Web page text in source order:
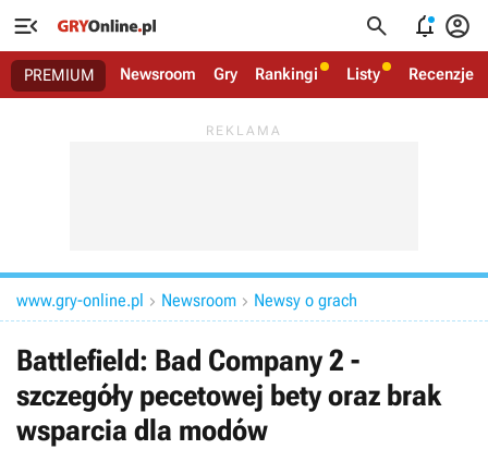
   
PREMIUM Newsroom Gry Rankingi Listy Recenzje
www.gry-online.pl  Newsroom  Newsy o grach
Battlefield: Bad Company 2 -
szczegóły pecetowej bety oraz brak
wsparcia dla modów